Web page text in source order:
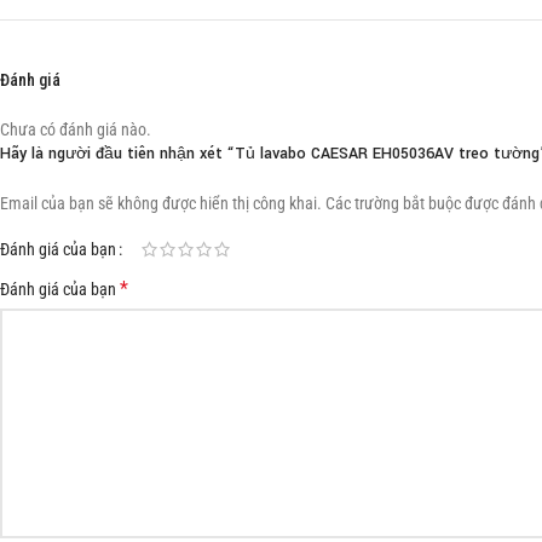
Đánh giá
Chưa có đánh giá nào.
Hãy là người đầu tiên nhận xét “Tủ lavabo CAESAR EH05036AV treo
Email của bạn sẽ không được hiển thị công khai. Các trường bắt buộc được đánh
Đánh giá của bạn
Đánh giá của bạn *